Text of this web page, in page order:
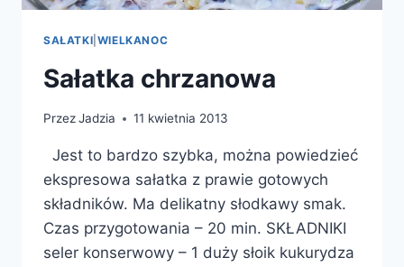
SAŁATKI WIELKANOC
Sałatka chrzanowa
PrzezJadzia 11 kwietnia 2013
Jest to bardzo szybka, można powiedzieć
ekspresowa sałatka z prawie gotowych
składników. Ma delikatny słodkawy smak.
Czas przygotowania – 20 min. SKŁADNIKI
seler konserwowy – 1 duży słoik kukurydza